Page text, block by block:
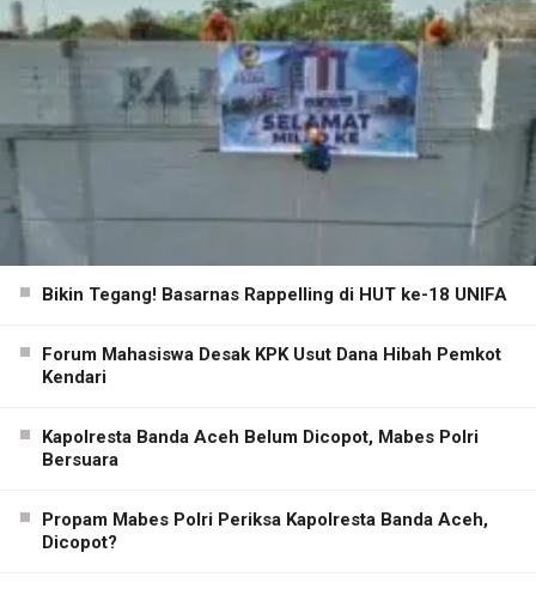
Bikin Tegang! Basarnas Rappelling di HUT ke-18 UNIFA
Forum Mahasiswa Desak KPK Usut Dana Hibah Pemkot
Kendari
Kapolresta Banda Aceh Belum Dicopot, Mabes Polri
Bersuara
Propam Mabes Polri Periksa Kapolresta Banda Aceh,
Dicopot?